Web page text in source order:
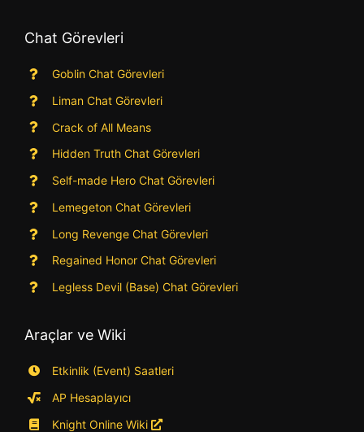
Chat Görevleri
Goblin Chat Görevleri
Liman Chat Görevleri
Crack of All Means
Hidden Truth Chat Görevleri
Self-made Hero Chat Görevleri
Lemegeton Chat Görevleri
Long Revenge Chat Görevleri
Regained Honor Chat Görevleri
Legless Devil (Base) Chat Görevleri
Araçlar ve Wiki
Etkinlik (Event) Saatleri
AP Hesaplayıcı
Knight Online Wiki